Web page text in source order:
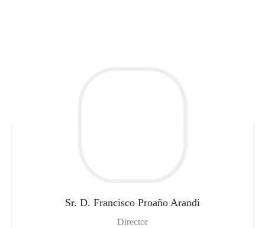
Sr. D. Francisco Proaño Arandi
Director